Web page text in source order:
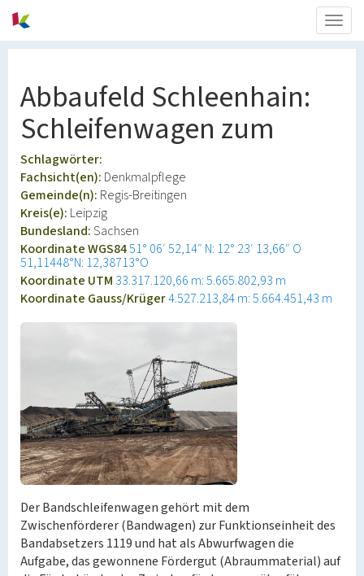
Abbaufeld Schleenhain:
Schleifenwagen zum
Schlagwörter:
Fachsicht(en): Denkmalpflege
Gemeinde(n): Regis-Breitingen
Kreis(e): Leipzig
Bundesland:Sachsen
Koordinate WGS8451° 06′ 52,14″ N: 12° 23′ 13,66″ O
51,11448°N: 12,38713°O
Koordinate UTM 33.317.120,66 m: 5.665.802,93 m
Koordinate Gauss/Krüger4.527.213,84 m: 5.664.451,43 m
Der Bandschleifenwagen gehört mit dem
Zwischenförderer (Bandwagen) zur Funktionseinheit des
Bandabsetzers 1119 und hat als Abwurfwagen die
Aufgabe, das gewonnene Fördergut (Abraummaterial) auf